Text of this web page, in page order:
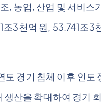
, 농업, 산업 및 서비스
3천억 원, 53.741조3
경기 침체 이후 인도
생산을 확대하여 경기